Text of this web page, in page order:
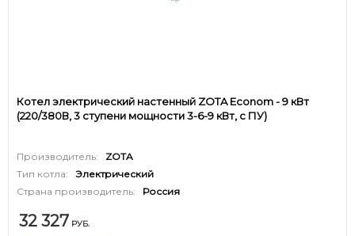
Котел электрический настенный ZOTA Econom - 9 кВт
(220/380В, 3 ступени мощности 3-6-9 кВт, с ПУ)
Производитель:
ZOTA
Тип котла:
Электрический
Страна производитель:
Россия
32 327 РУБ.